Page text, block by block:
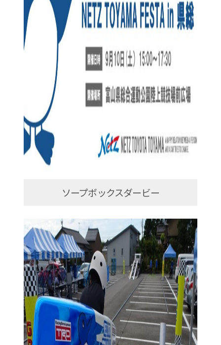
ソープボックスダービー